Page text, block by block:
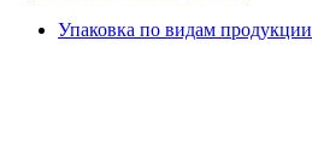
Упаковка по видам продукции